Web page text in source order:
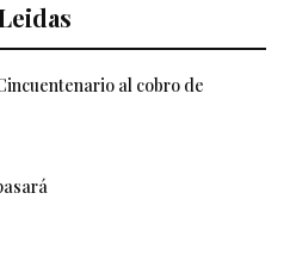
al cobro de